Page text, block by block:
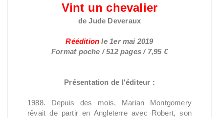
Vint un chevalier
de Jude Deveraux
Rééditionle1er mai 2019
Format poche / 512 pages / 7,95 €
Présentation de l'éditeur :
1988. Depuis des mois, Marian Montgomery
rêvait de partir en Angleterre avec Robert, son